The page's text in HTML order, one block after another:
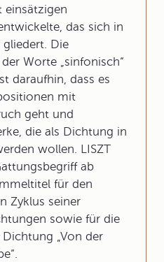
einsätzigen
das sich in
Die
Worte „sinfonisch“
daraufhin, dass es
mit
geht und
die als Dichtung in
wollen. LISZT
ab
für den
Zyklus seiner
sowie für die
„Von der